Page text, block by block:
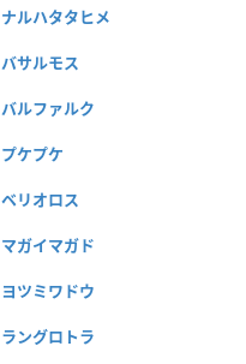
ナルハタタヒメ
バサルモス
バルファルク
プケプケ
ベリオロス
マガイマガド
ヨツミワドウ
ラングロトラ